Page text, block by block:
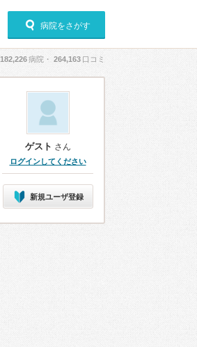
病院をさがす
182,226病院・ 264,163 口コミ
ゲスト さん
ログインしてください
新規ユーザ登録